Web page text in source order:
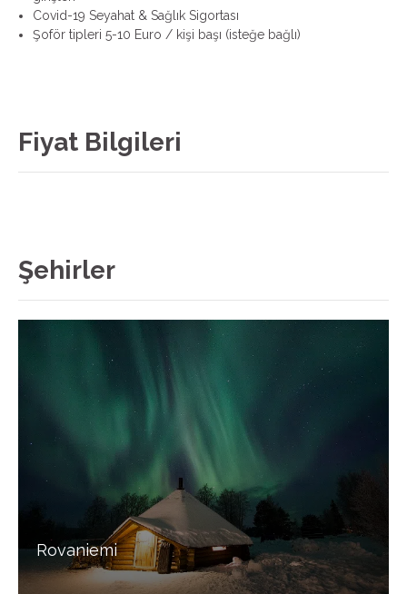
Covid-19 Seyahat & Sağlık Sigortası
Şoför tipleri 5-10 Euro / kişi başı (isteğe bağlı)
Fiyat Bilgileri
Şehirler
Rovaniemi